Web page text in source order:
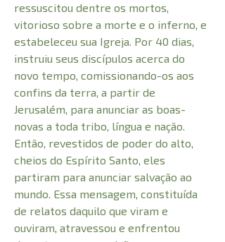
ressuscitou dentre os mortos,
vitorioso sobre a morte e o inferno, e
estabeleceu sua Igreja. Por 40 dias,
instruiu seus discípulos acerca do
novo tempo, comissionando-os aos
confins da terra, a partir de
Jerusalém, para anunciar as boas-
novas a toda tribo, língua e nação.
Então, revestidos de poder do alto,
cheios do Espírito Santo, eles
partiram para anunciar salvação ao
mundo. Essa mensagem, constituída
de relatos daquilo que viram e
ouviram, atravessou e enfrentou